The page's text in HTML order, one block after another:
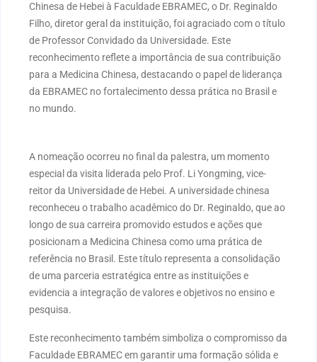
Chinesa de Hebei à Faculdade EBRAMEC, o Dr. Reginaldo
Filho, diretor geral da instituição, foi agraciado com o título
de Professor Convidado da Universidade. Este
reconhecimento reflete a importância de sua contribuição
para a Medicina Chinesa, destacando o papel de liderança
da EBRAMEC no fortalecimento dessa prática no Brasil e
no mundo.
A nomeação ocorreu no final da palestra, um momento
especial da visita liderada pelo Prof. Li Yongming, vice-
reitor da Universidade de Hebei. A universidade chinesa
reconheceu o trabalho acadêmico do Dr. Reginaldo, que ao
longo de sua carreira promovido estudos e ações que
posicionam a Medicina Chinesa como uma prática de
referência no Brasil. Este título representa a consolidação
de uma parceria estratégica entre as instituições e
evidencia a integração de valores e objetivos no ensino e
pesquisa.
Este reconhecimento também simboliza o compromisso da
Faculdade EBRAMEC em garantir uma formação sólida e